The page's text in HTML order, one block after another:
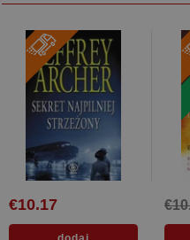
€10.17